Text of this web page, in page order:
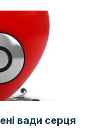
вади серця